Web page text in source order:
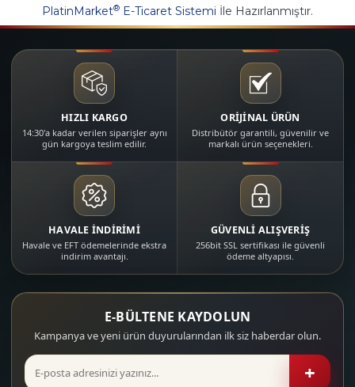
PlatinMarket® E-Ticaret Sistemi İle Hazırlanmıştır.
HIZLI KARGO
14:30'a kadar verilen siparişler aynı
gün kargoya teslim edilir.
ORİJİNAL ÜRÜN
Distribütör garantili, güvenilir ve
markalı ürün seçenekleri.
HAVALE İNDİRİMİ
Havale ve EFT ödemelerinde ekstra
indirim avantajı.
GÜVENLİ ALIŞVERİŞ
256bit SSL sertifikası ile güvenli
ödeme altyapısı.
E-BÜLTENE KAYDOLUN
Kampanya ve yeni ürün duyurularından ilk siz haberdar olun.
+